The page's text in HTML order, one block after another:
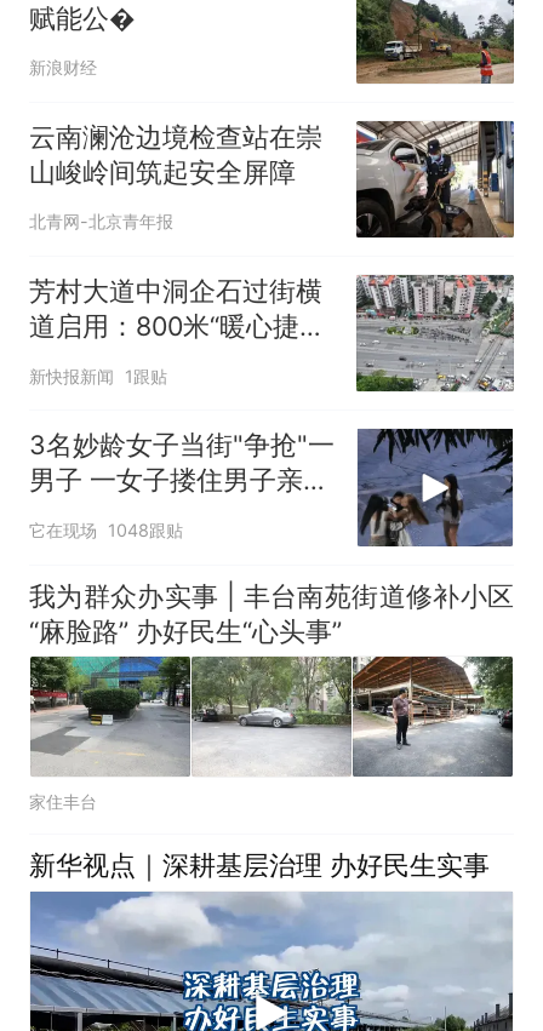
赋能公�
新浪财经
云南澜沧边境检查站在崇
山峻岭间筑起安全屏障
北青网-北京青年报
芳村大道中洞企石过街横
道启用：800米“暖心捷
径”打通民生出行“最后一
公里”
新快报新闻 1跟贴
3名妙龄女子当街"争抢"一
男子 一女子搂住男子亲一
口
它在现场 1048跟贴
我为群众办实事 | 丰台南苑街道修补小区
“麻脸路” 办好民生“心头事”
家住丰台
新华视点｜深耕基层治理 办好民生实事